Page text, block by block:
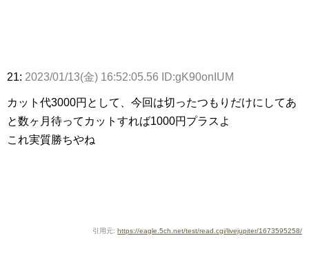
21: 2023/01/13(金) 16:52:05.56 ID:gK90onIUM
カット代3000円として、今回は切ったつもりだけにしてあ
と数ヶ月待ってカットすれば1000円プラスよ
これ実質勝ちやね
引用元: https://eagle.5ch.net/test/read.cgi/livejupiter/1673595258/